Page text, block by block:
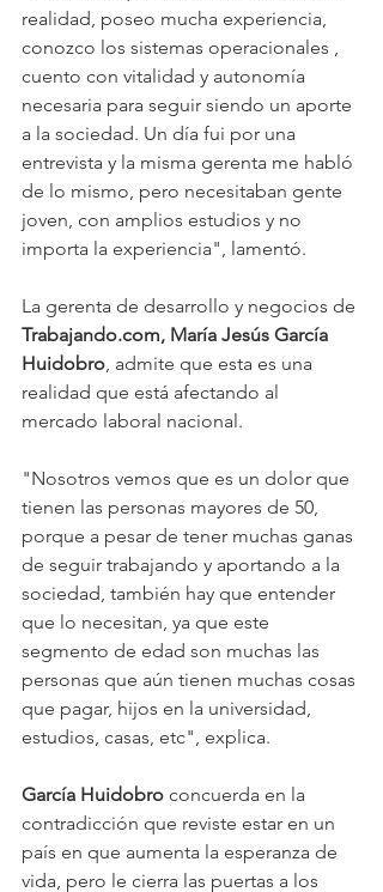
realidad, poseo mucha experiencia,
conozco los sistemas operacionales ,
cuento con vitalidad y autonomía
necesaria para seguir siendo un aporte
a la sociedad. Un día fui por una
entrevista y la misma gerenta me habló
de lo mismo, pero necesitaban gente
joven, con amplios estudios y no
importa la experiencia", lamentó.
La gerenta de desarrollo y negocios de
Trabajando.com, María Jesús García
Huidobro, admite que esta es una
realidad que está afectando al
mercado laboral nacional.
"Nosotros vemos que es un dolor que
tienen las personas mayores de 50,
porque a pesar de tener muchas ganas
de seguir trabajando y aportando a la
sociedad, también hay que entender
que lo necesitan, ya que este
segmento de edad son muchas las
personas que aún tienen muchas cosas
que pagar, hijos en la universidad,
estudios, casas, etc", explica.
García Huidobro concuerda en la
contradicción que reviste estar en un
país en que aumenta la esperanza de
vida, pero le cierra las puertas a los